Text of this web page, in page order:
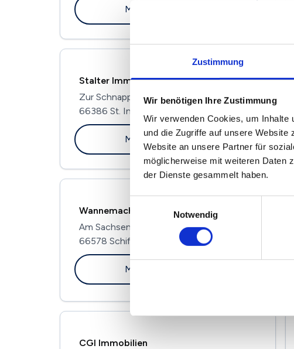
Zustimmung
Wir benötigen Ihre Zustimmung
Wir verwenden Cookies, um Inhalte
und die Zugriffe auf unsere
Website an unsere Partner für
möglicherweise mit weiteren Daten
der Dienste gesammelt haben.
Notwendig
Maklerprofil ansehen
Stalter Immobilien
Zur Schnapphahner Dell 18
66386 St. Ingbert
Maklerprofil ansehen
Wannemacher Immobilien
Am Sachsenkreuz 53
66578 Schiffweiler
Maklerprofil ansehen
CGI Immobilien